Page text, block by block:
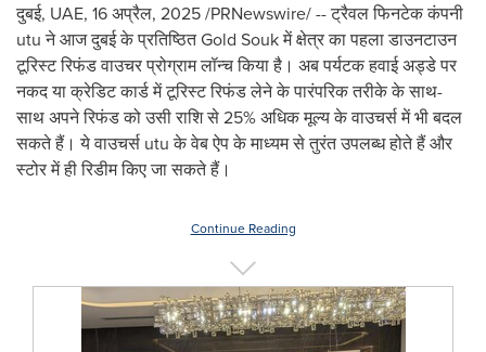
दुबई, UAE, 16 अप्रैल, 2025/PRNewswire/ -- ट्रैवल फिनटेक कंपनी
utu ने आज दुबई के प्रतिष्ठित Gold Souk में क्षेत्र का पहला डाउनटाउन
टूरिस्ट रिफंड वाउचर प्रोग्राम लॉन्च किया है। अब पर्यटक हवाई अड्डे पर
नकद या क्रेडिट कार्ड में टूरिस्ट रिफंड लेने के पारंपरिक तरीके के साथ-
साथ अपने रिफंड को उसी राशि से 25% अधिक मूल्य के वाउचर्स में भी बदल
सकते हैं। ये वाउचर्स utu के वेब ऐप के माध्यम से तुरंत उपलब्ध होते हैं और
स्टोर में ही रिडीम किए जा सकते हैं।
Continue Reading